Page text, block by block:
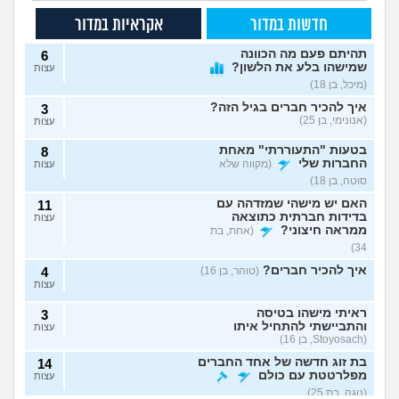
חדשות במדור אקראיות במדור
תהיתם פעם מה הכוונה
שמישהו בלע את הלשון?
(מיכל, בן 18)
6
עצות
איך להכיר חברים בגיל הזה?
(אנונימי, בן 25)
3
עצות
בטעות "התעוררתי" מאחת
החברות שלי
(מקווה שלא
סוטה, בן 18)
8
עצות
האם יש מישהי שמזדהה עם
בדידות חברתית כתוצאה
ממראה חיצוני?
(אחת, בת
34)
11
עצות
איך להכיר חברים? (טוהר, בן 16) 4
עצות
ראיתי מישהו בטיסה
והתביישתי להתחיל איתו
(Stoyosach, בן 16)
3
עצות
בת זוג חדשה של אחד החברים
מפלרטטת עם כולם
(נוגה, בת 25)
14
עצות